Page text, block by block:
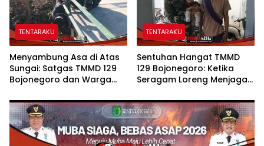
TENTARAKU
Menyambung Asa di Atas
Sungai: Satgas TMMD 129
Bojonegoro dan Warga
Etan
TENTARAKU
Sentuhan Hangat TMMD
129 Bojonegoro: Ketika
Seragam Loreng Menjaga
Kesongo